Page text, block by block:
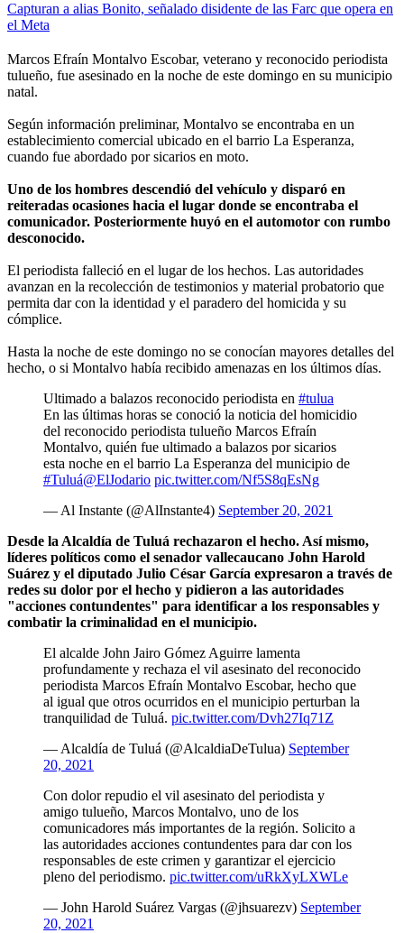
Capturan a alias Bonito, señalado disidente de las Farc que opera en
el Meta
Marcos Efraín Montalvo Escobar, veterano y reconocido periodista
tulueño, fue asesinado en la noche de este domingo en su municipio
natal.
Según información preliminar, Montalvo se encontraba en un
establecimiento comercial ubicado en el barrio La Esperanza,
cuando fue abordado por sicarios en moto.
Uno de los hombres descendió del vehículo y disparó en
reiteradas ocasiones hacia el lugar donde se encontraba el
comunicador. Posteriormente huyó en el automotor con rumbo
desconocido.
El periodista falleció en el lugar de los hechos. Las autoridades
avanzan en la recolección de testimonios y material probatorio que
permita dar con la identidad y el paradero del homicida y su
cómplice.
Hasta la noche de este domingo no se conocían mayores detalles del
hecho, o si Montalvo había recibido amenazas en los últimos días.
Ultimado a balazos reconocido periodista en #tulua
En las últimas horas se conoció la noticia del homicidio
del reconocido periodista tulueño Marcos Efraín
Montalvo, quién fue ultimado a balazos por sicarios
esta noche en el barrio La Esperanza del municipio de
#Tuluá@ElJodario pic.twitter.com/Nf5S8qEsNg
— Al Instante (@AlInstante4) September 20, 2021
Desde la Alcaldía de Tuluá rechazaron el hecho. Así mismo,
líderes políticos como el senador vallecaucano John Harold
Suárez y el diputado Julio César García expresaron a través de
redes su dolor por el hecho y pidieron a las autoridades
"acciones contundentes" para identificar a los responsables y
combatir la criminalidad en el municipio.
El alcalde John Jairo Gómez Aguirre lamenta
profundamente y rechaza el vil asesinato del reconocido
periodista Marcos Efraín Montalvo Escobar, hecho que
al igual que otros ocurridos en el municipio perturban la
tranquilidad de Tuluá. pic.twitter.com/Dvh27Iq71Z
— Alcaldía de Tuluá (@AlcaldiaDeTulua) September
20, 2021
Con dolor repudio el vil asesinato del periodista y
amigo tulueño, Marcos Montalvo, uno de los
comunicadores más importantes de la región. Solicito a
las autoridades acciones contundentes para dar con los
responsables de este crimen y garantizar el ejercicio
pleno del periodismo. pic.twitter.com/uRkXyLXWLe
— John Harold Suárez Vargas (@jhsuarezv) September
20, 2021